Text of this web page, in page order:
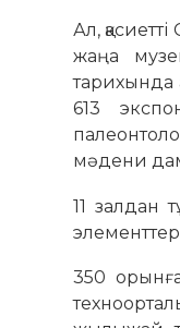
Ал,
жаңа
тарихында
613
мәдени
11 залдан
350